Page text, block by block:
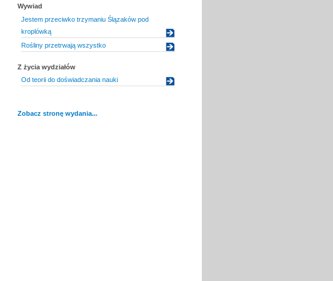
Wywiad
Jestem przeciwko trzymaniu Ślązaków pod
kroplówką
Rośliny przetrwają wszystko
Z życia wydziałów
Od teorii do doświadczania nauki
Zobacz stronę wydania...